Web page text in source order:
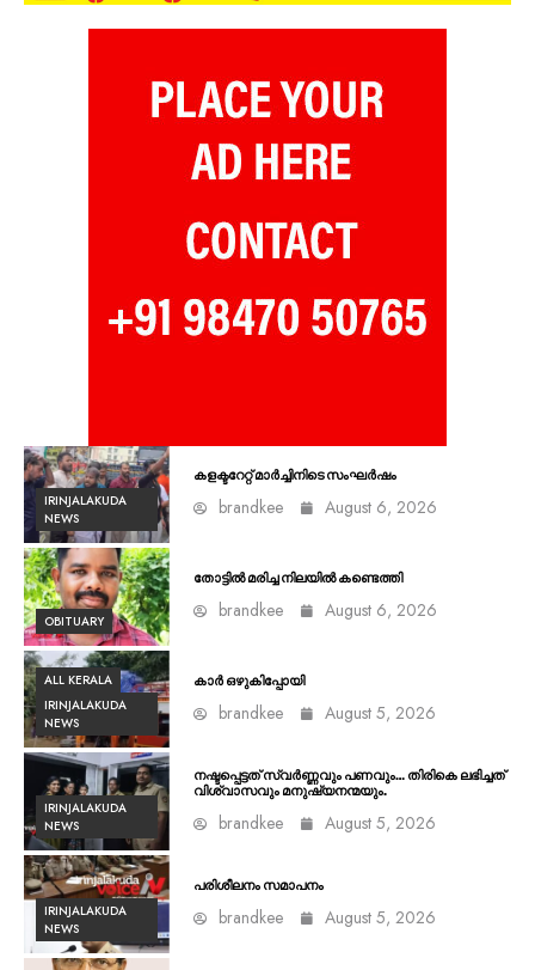
IRINJALAKUDA
NEWS
കളക്ടറേറ്റ് മാർച്ചിനിടെ സംഘർഷം
brandkee August 6, 2026
OBITUARY
തോട്ടിൽ മരിച്ച നിലയിൽ കണ്ടെത്തി
brandkee August 6, 2026
ALL KERALA
IRINJALAKUDA
NEWS
കാർ ഒഴുകിപ്പോയി
brandkee August 5, 2026
IRINJALAKUDA
NEWS
നഷ്ടപ്പെട്ടത് സ്വർണ്ണവും പണവും… തിരികെ ലഭിച്ചത്
വിശ്വാസവും മനുഷ്യനന്മയും.
brandkee August 5, 2026
IRINJALAKUDA
NEWS
പരിശീലനം സമാപനം
brandkee August 5, 2026